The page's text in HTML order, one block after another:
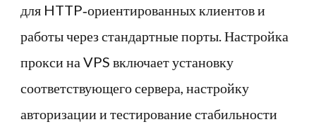
для HTTP‑ориентированных клиентов и
работы через стандартные порты. Настройка
прокси на VPS включает установку
соответствующего сервера, настройку
авторизации и тестирование стабильности